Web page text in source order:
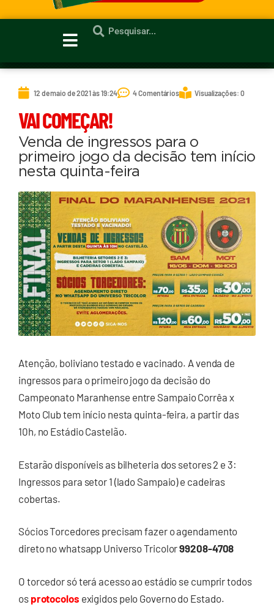
12 de maio de 2021 às 19:24 4 Comentários Visualizações: 0
VAI COMEÇAR!
Venda de ingressos para o
primeiro jogo da decisão tem início
nesta quinta-feira
Atenção, boliviano testado e vacinado. A venda de
ingressos para o primeiro jogo da decisão do
Campeonato Maranhense entre Sampaio Corrêa x
Moto Club tem início nesta quinta-feira, a partir das
10h, no Estádio Castelão.
Estarão disponíveis as bilheteria dos setores 2 e 3:
Ingressos para setor 1 (lado Sampaio) e cadeiras
cobertas.
Sócios Torcedores precisam fazer o agendamento
direto no whatsapp Universo Tricolor99208-4708
O torcedor só terá acesso ao estádio se cumprir todos
os protocolos exigidos pelo Governo do Estado.